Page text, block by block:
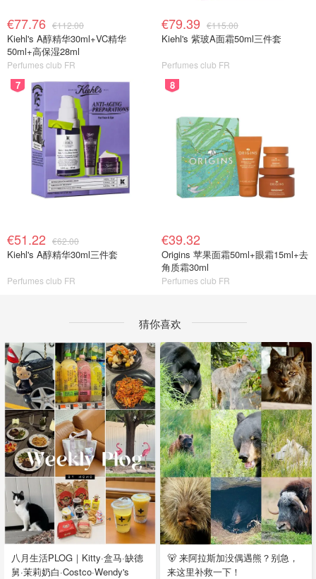
€77.76 €112.00
Kiehl's A醇精华30ml+VC精华
50ml+高保湿28ml
Perfumes club FR
€79.39 €115.00
Kiehl's 紫玻A面霜50ml三件套
Perfumes club FR
7
€51.22 €62.00
Kiehl's A醇精华30ml三件套
Perfumes club FR
8
€39.32
Origins 苹果面霜50ml+眼霜15ml+去
角质霜30ml
Perfumes club FR
猜你喜欢
八月生活PLOG｜Kitty·盒马·缺德
舅·茉莉奶白·Costco·Wendy's
🐻 来阿拉斯加没偶遇熊？别急，
来这里补救一下！